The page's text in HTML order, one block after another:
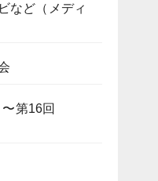
など（メディ
第16回